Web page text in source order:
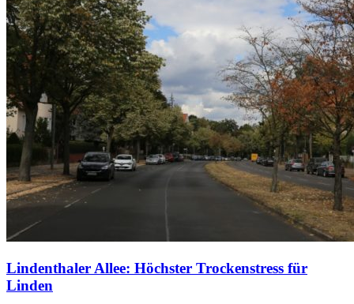
Lindenthaler Allee: Höchster Trockenstress für
Linden